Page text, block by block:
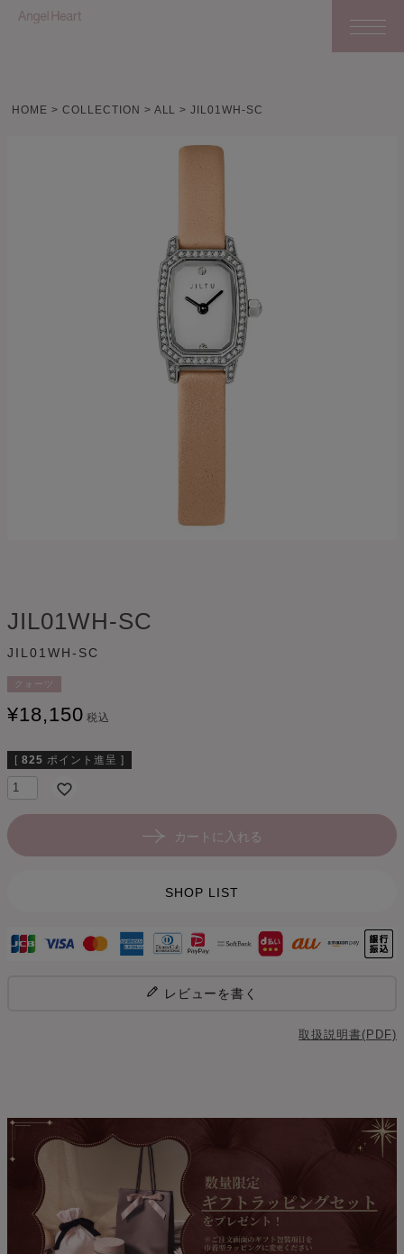
HOME COLLECTION ALL JIL01WH-SC
JIL01WH-SC
JIL01WH-SC
クォーツ
¥18,150 税込
[ 825 ポイント進呈 ]
カートに入れる
SHOP LIST
レビューを書く
取扱説明書(PDF)